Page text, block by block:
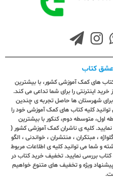
کتاب
های کمک آموزشی کشور، با بیشترین
اینترنتی را برای شما تداعی می کند.
کاری برای شهرستان ها حاصل تجربه ی چندین
کلیه کتاب های کمک آموزشی خود را
اول، متوسطه دوم، کنکور با بیشترین
کلیه ی ناشران کمک آموزشی کشور (
، مبتکران ، منتشران ، خواندنی ، الگو
و شما می توانید کلیه ی اطلاعات مربوط
بررسی نمایید. تخفیف خرید کتاب در
ویژه و تخفیف های متنوع خواهیم